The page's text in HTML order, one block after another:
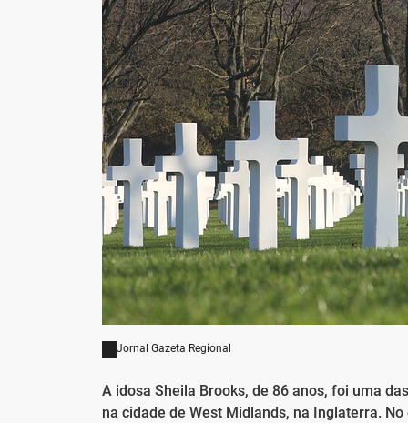
Jornal Gazeta Regional
A idosa Sheila Brooks, de 86 anos, foi uma
na cidade de West Midlands, na Inglaterra.